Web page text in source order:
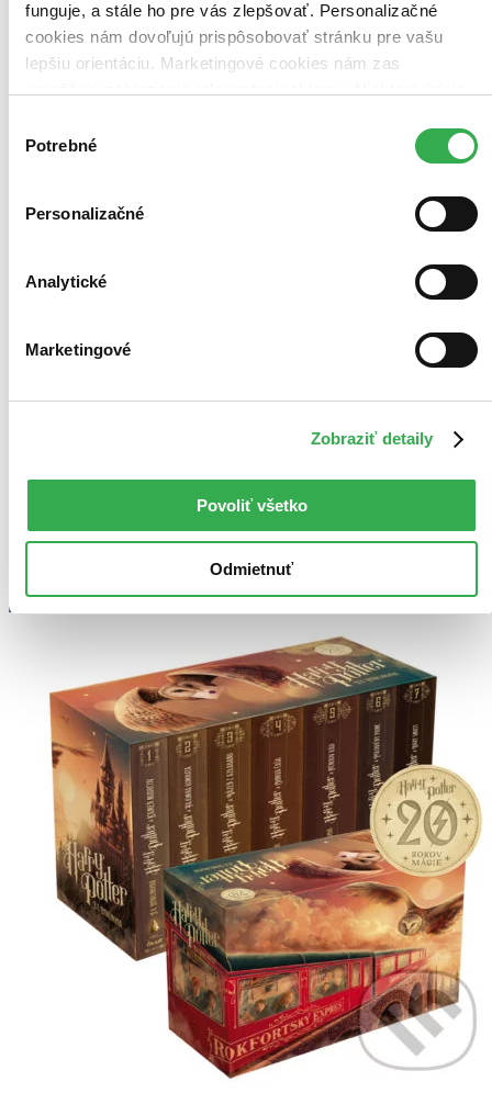
funguje, a stále ho pre vás zlepšovať. Personalizačné
cookies nám dovoľujú prispôsobovať stránku pre vašu
lepšiu orientáciu. Marketingové cookies nám zas
keby sme mohli používať všetky tieto cookies. Ďakujeme!
súhlasu
Potrebné
Personalizačné
Analytické
Marketingové
Zobraziť detaily
Povoliť všetko
Odmietnuť